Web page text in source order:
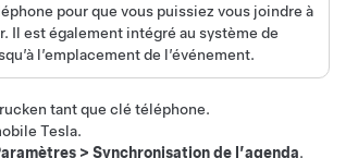
pour que vous puissiez vous joindre à
Il est également intégré au système de
l’emplacement de l’événement.
en tant que clé téléphone.
Tesla.
> Synchronisation de l’agenda.